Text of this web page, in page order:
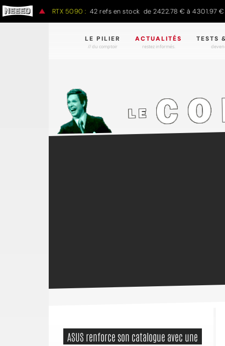
€ RTX 5090 : 42 refs en stock de 2422.78 € à 4301.97 €
LE PILIER
// du comptoir
ACTUALITÉS
restez informés.
TESTS